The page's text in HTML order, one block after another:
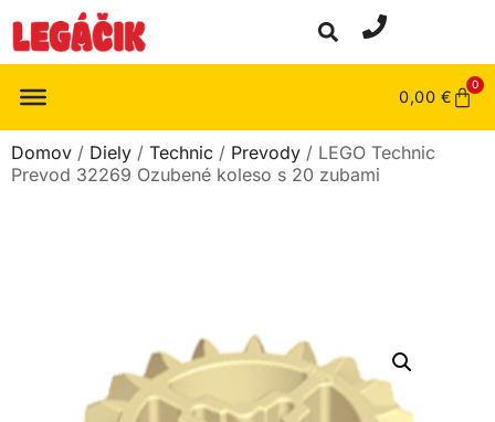
0,00 €
0
Domov / Diely / Technic / Prevody / LEGO Technic
Prevod 32269 Ozubené koleso s 20 zubami